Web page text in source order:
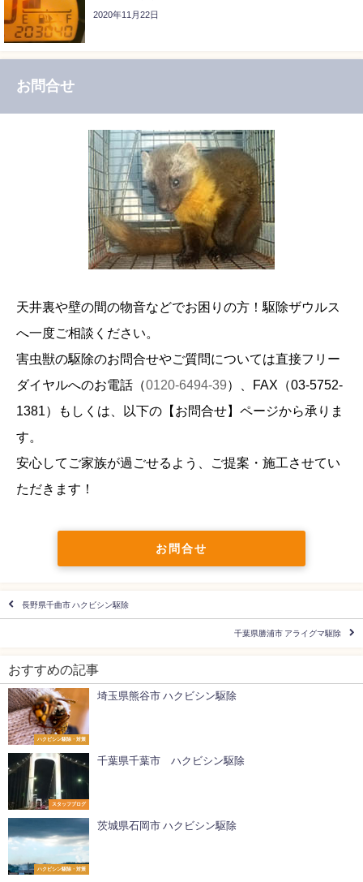
2020年11月22日
お問合せ
天井裏や壁の間の物音などでお困りの方！駆除ザウルス
へ一度ご相談ください。
害虫獣の駆除のお問合せやご質問については直接フリー
ダイヤルへのお電話（0120-6494-39）、FAX（03-5752-
1381 ）もしくは、以下の【お問合せ】ページから承りま
す。
安心してご家族が過ごせるよう、ご提案・施工させてい
ただきます！
お問合せ
長野県千曲市 ハクビシン駆除
千葉県勝浦市 アライグマ駆除
おすすめの記事
ハクビシン駆除・対策
埼玉県熊谷市 ハクビシン駆除
スタッフブログ
千葉県千葉市 ハクビシン駆除
ハクビシン駆除・対策
茨城県石岡市 ハクビシン駆除